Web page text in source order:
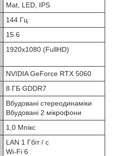
Mat, LED, IPS
144 Гц
15.6
1920x1080 (FullHD)
NVIDIA GeForce RTX 5060
8 ГБ GDDR7
Вбудовані стереодинаміки
Вбудовані 2 мікрофони
1,0 Мпікс
LAN 1 Гбіт / с
Wi-Fi 6